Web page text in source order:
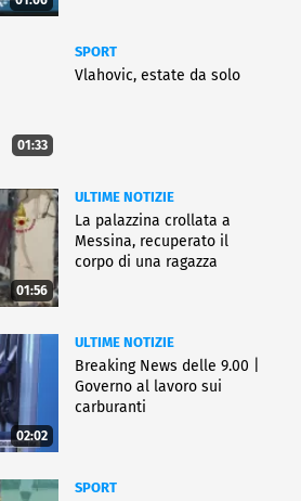
01:33
SPORT
Vlahovic, estate da solo
01:56
ULTIME NOTIZIE
La palazzina crollata a
Messina, recuperato il
corpo di una ragazza
02:02
ULTIME NOTIZIE
Breaking News delle 9.00 |
Governo al lavoro sui
carburanti
SPORT